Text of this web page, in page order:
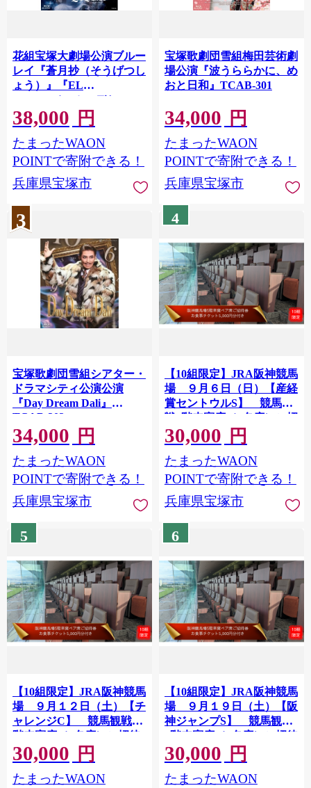
花組宝塚大劇場公演ブルー
レイ『蒼月抄（そうげつし
ょう）』『EL
DESEO（エル・デセー
オ）』TCAB-296
38,000 円
たまったWAON
POINTで寄附できる！
兵庫県宝塚市
宝塚歌劇団雪組梅田芸術劇
場公演『波うららかに、め
おと日和』TCAB-301
34,000 円
たまったWAON
POINTで寄附できる！
兵庫県宝塚市
3
宝塚歌劇団雪組シアター・
ドラマシティ公演公演
『Day Dream Dali』
TCAB-302
34,000 円
たまったWAON
POINTで寄附できる！
兵庫県宝塚市
4
【10組限定】JRA阪神競馬
場 ９月６日（日）【産経
賞セントウルS】 競馬観
戦5階来賓席（2名席）ご招
待（お食事チケット付き・
ドレスコードあり）
30,000 円
たまったWAON
POINTで寄附できる！
兵庫県宝塚市
5
【10組限定】JRA阪神競馬
場 ９月１２日（土）【チ
ャレンジC】 競馬観戦5
階来賓席（2名席）ご招待
（お食事チケット付き・ド
レスコードあり）
30,000 円
たまったWAON
6
【10組限定】JRA阪神競馬
場 ９月１９日（土）【阪
神ジャンプS】 競馬観戦
5階来賓席（2名席）ご招待
（お食事チケット付き・ド
レスコードあり）
30,000 円
たまったWAON